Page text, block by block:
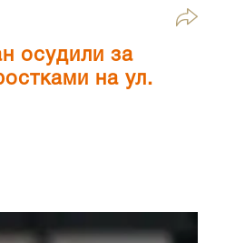
осудили за
на ул.